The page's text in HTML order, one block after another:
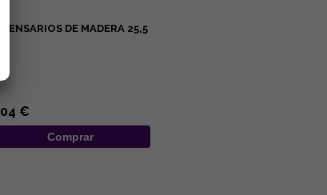
DE MADERA 25,5
€
Comprar